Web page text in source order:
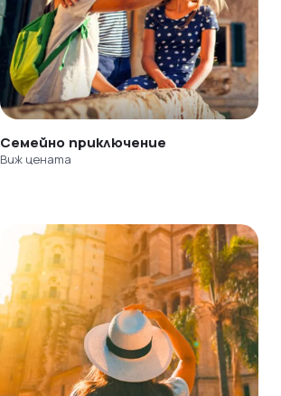
Семейно приключение
Виж цената